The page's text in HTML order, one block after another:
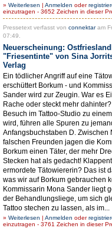
» Weiterlesen | Anmelden oder
einzutragen - 3652 Zeichen in dieser
Pressetext verfasst von connektaram
07:49.
Neuerscheinung:
"Friesentinte" von Sina
Verlag
Ein tödlicher Angriff auf eine
erschüttert Borkum - und
Sander wird zur Zeugin. War es
Rache oder steckt mehr
Besuch im Tattoo-Studio zu
wird, führen alle Spuren zu
Anfangsbuchstaben D. Zwischen
falschen Freunden jagen die
Borkum einen Täter, der mehr
Stecken hat als gedacht!
ermordete Tätowiererin? Das ist
was wir auf Borkum gebrauchen
Kommissarin Mona Sander liegt
der Behandlungsliege, um sich
Tattoo stechen zu lassen, als im...
» Weiterlesen | Anmelden oder
einzutragen - 3761 Zeichen in dieser